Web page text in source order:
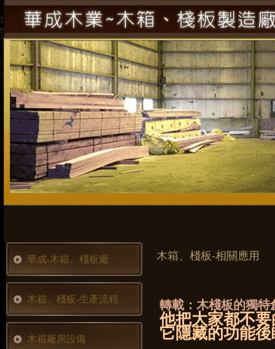
華成-木箱、棧板廠
木箱、棧板-生產流程
木箱廠房設備
木箱、棧板-相關應用
轉載：木棧板的獨特
他把大家都不
它隱藏的功能